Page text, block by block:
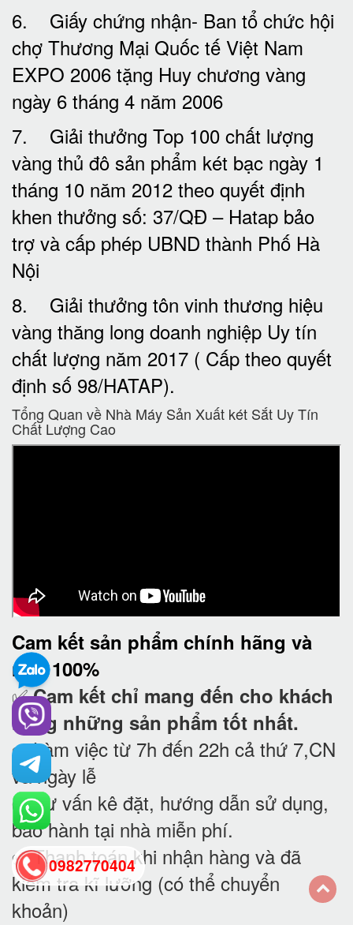
6. Giấy chứng nhận- Ban tổ chức hội
chợ Thương Mại Quốc tế Việt Nam
EXPO 2006 tặng Huy chương vàng
ngày 6 tháng 4 năm 2006
7. Giải thưởng Top 100 chất lượng
vàng thủ đô sản phẩm két bạc ngày 1
tháng 10 năm 2012 theo quyết định
khen thưởng số: 37/QĐ – Hatap bảo
trợ và cấp phép UBND thành Phố Hà
Nội
8. Giải thưởng tôn vinh thương hiệu
vàng thăng long doanh nghiệp Uy tín
chất lượng năm 2017 ( Cấp theo quyết
định số 98/HATAP).
Tổng Quan về Nhà Máy Sản Xuất két Sắt Uy Tín
Chất Lượng Cao
Cam kết sản phẩm chính hãng và
mới 100%
✅Cam kết chỉ mang đến cho khách
hàng những sản phẩm tốt nhất.
✅ Làm việc từ 7h đến 22h cả thứ 7,CN
và ngày lễ
✅ Tư vấn kê đặt, hướng dẫn sử dụng,
bảo hành tại nhà miễn phí.
✅ Thanh toán khi nhận hàng và đã
kiểm tra kĩ lưỡng (có thể chuyển
khoản)
0982770404